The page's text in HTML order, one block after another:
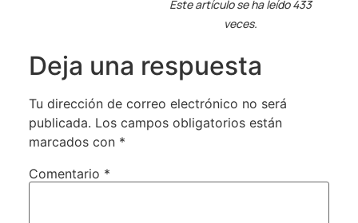
Este artículo se ha leído 433
veces.
Deja una respuesta
Tu dirección de correo electrónico no será
publicada. Los campos obligatorios están
marcados con *
Comentario *